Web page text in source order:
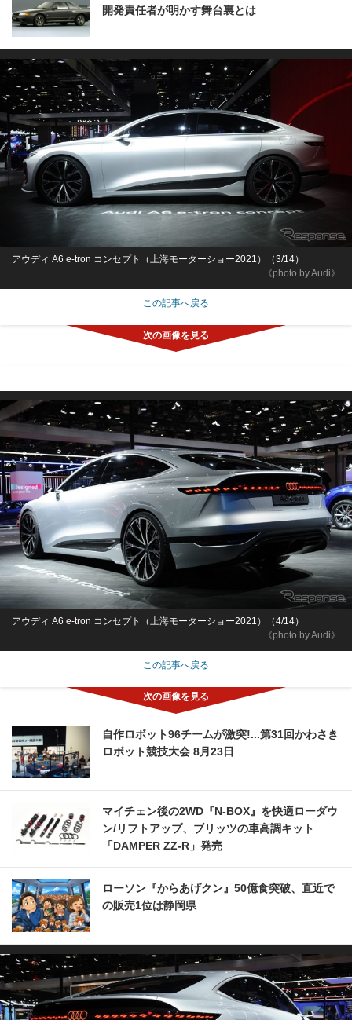
開発責任者が明かす舞台裏とは
《photo by Audi》
アウディ A6 e-tron コンセプト（上海モーターショー2021）（3/14）
この記事へ戻る
《photo by Audi》
アウディ A6 e-tron コンセプト（上海モーターショー2021）（4/14）
この記事へ戻る
自作ロボット96チームが激突!...第31回かわさき
ロボット競技大会 8月23日
マイチェン後の2WD『N-BOX』を快適ローダウ
ン/リフトアップ、ブリッツの車高調キット
「DAMPER ZZ-R」発売
ローソン『からあげクン』50億食突破、直近で
の販売1位は静岡県